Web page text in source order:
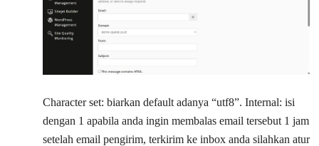
Character set: biarkan default adanya “utf8”. Internal: isi
dengan 1 apabila anda ingin membalas email tersebut 1 jam
setelah email pengirim, terkirim ke inbox anda silahkan atur